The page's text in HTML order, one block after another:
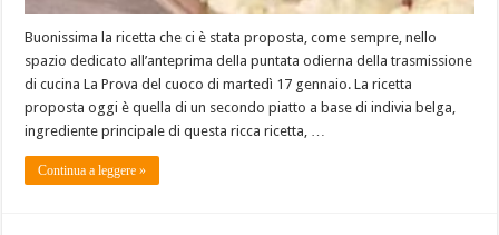
Buonissima la ricetta che ci è stata proposta, come sempre, nello
spazio dedicato all’anteprima della puntata odierna della trasmissione
di cucina La Prova del cuoco di martedì 17 gennaio. La ricetta
proposta oggi è quella di un secondo piatto a base di indivia belga,
ingrediente principale di questa ricca ricetta, …
Continua a leggere »